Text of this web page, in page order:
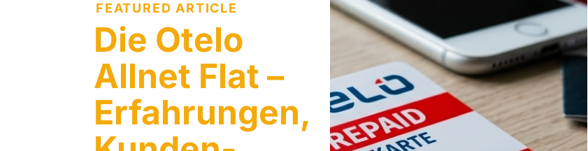
FEATURED ARTICLE
Die Otelo
Allnet Flat –
Erfahrungen,